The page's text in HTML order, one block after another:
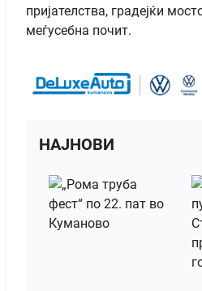
пријателства, градејќи
меѓусебна почит.
НАЈНОВИ